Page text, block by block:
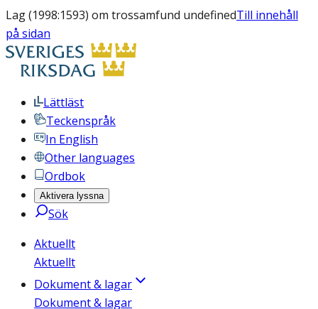
Lag (1998:1593) om trossamfund undefinedTill innehåll
på sidan
Lättläst
Teckenspråk
In English
Other languages
Ordbok
Aktivera lyssna
Sök
Aktuellt
Aktuellt
Dokument & lagar
Dokument & lagar